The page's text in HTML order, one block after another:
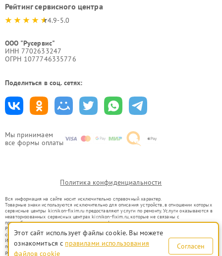
Мы принимаем
все формы оплаты
Рейтинг сервисного центра
4.9-5.0
ООО "Русервис"
ИНН 7702633247
ОГРН 1077746335776
Поделиться в соц. сетях:
Политика конфиденциальности
Вся информация на сайте носит исключительно справочный характер.
Товарные знаки используются исключительно для описания устройств, в отношении которых
сервисные центры kir.nikon-fixim.ru предоставляют услуги по ремонту. Услуги оказываются в
неавторизованных сервисных центрах kir.nikon-fixim.ru, которые не связаны с
правообладателями товарных знаков или их официальными представителями.
Ремонт осуществляется для устройств, уже введенных в гражданский оборот в соответствии
со статьей 1487 ГК РФ.
Использование товарных знаков не преследует цели индивидуализации услуг или введения
потребителей в заблуждение, а служит для информирования о предоставляемых услугах по
ремонту техники указанных брендов.
Этот сайт использует файлы cookie. Вы можете
ознакомиться с правилами использования
файлов cookie
Согласен